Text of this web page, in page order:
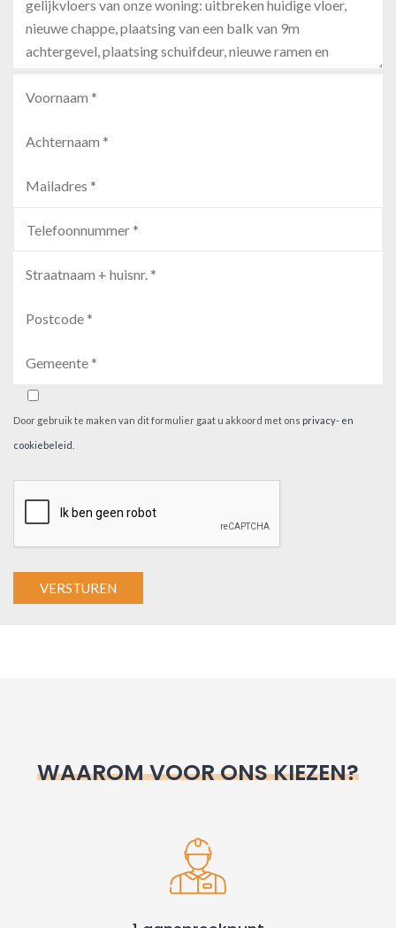
Door gebruik te maken van dit formulier gaat u akkoord met ons privacy- en
cookiebeleid
WAAROM VOOR ONS KIEZEN?